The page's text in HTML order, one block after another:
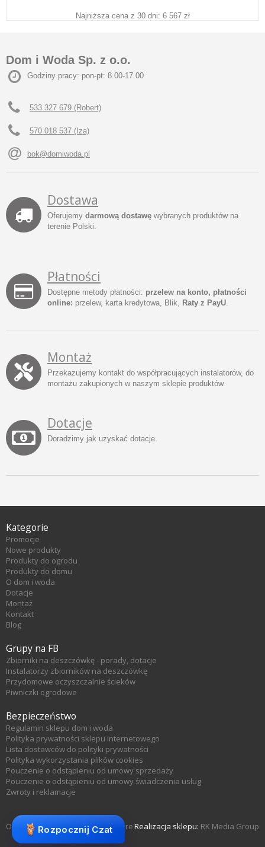
Najniższa cena z 30 dni: 6 567 zł
Dom i Woda Sp. z o.o.
Godziny pracy: pon-pt: 8.00-17.00
533 327 679 (Robert)
570 018 537 (Iza)
bok@domiwoda.pl
Dostawa
Oferujemy darmową dostawę wybranych produktów na
terenie Polski.
Płatności
Dostępne metody płatności: przelew na konto, płatności
online: przelew, karta kredytowa, Blik, Raty z PayU
Montaż
Przekazujemy kontakt do współpracujących instalatorów, do
montażu zakupionych w naszym sklepie produktów.
Dotacje
Doradzimy jak uzyskać dotacje.
Kategorie
Promocje
Nowe produkty
Produkty do ogrodu
Produkty do domu
O dom i woda
Dotacje
Montaż
Kontakt
Blog
Grupy na FB
Zbiorniki na deszczówkę - porady, dotacje
Instalatorzy zbiorników na deszczówkę
Przydomowe oczyszczalnie ścieków
Piwniczki ogrodowe
Bezpieczeństwo
Regulamin sklepu dom i woda
Polityka prywatności sklepu internetowego
Lista dostawców do polityki prywatności
Polityka wykorzystania plików cookies
Pouczenie o odstąpieniu od umowy sprzedaży
Pouczenie o odstąpieniu od umowy świadczenia usług
Zwroty i reklamacje
Realizacja sklepu: RK Media Group
Oprogramowanie sklepu KQS.store
Rozpocznij Czat